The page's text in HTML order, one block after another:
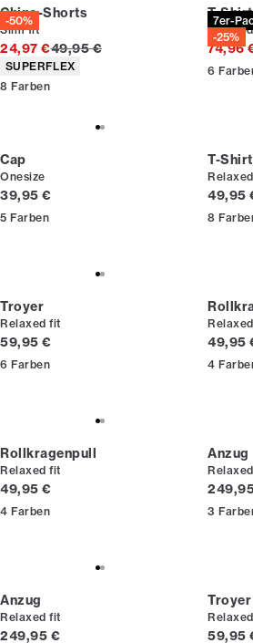
-50%
Chino-Shorts
Slim fit
24,97 €Ursprünglicher Preis
49,95 €
Produkteigenschaften
SUPERFLEX
8 Farben
7er-
-25%
T-
74,96
6
Cap
Onesize
Preis
39,95 €
5 Farben
T-Shirt
Preis
49,95
8
Troyer
Relaxed fit
Preis
59,95 €
6 Farben
Preis
49,95
4
Rollkragenpull
Relaxed fit
Preis
49,95 €
4 Farben
Anzug
Preis
3
Anzug
Relaxed fit
Preis
249,95 €
Troyer
Preis
59,95